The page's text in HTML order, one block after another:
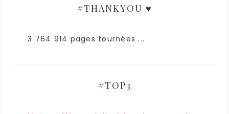
#THANKYOU ♥
3 764 914 pages tournées ...
#TOP3